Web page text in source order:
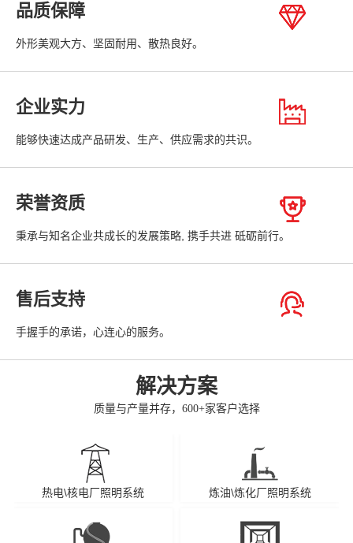
品质保障
外形美观大方、坚固耐用、散热良好。
企业实力
能够快速达成产品研发、生产、供应需求的共识。
荣誉资质
秉承与知名企业共成长的发展策略, 携手共进 砥砺前行。
售后支持
手握手的承诺，心连心的服务。
解决方案
质量与产量并存，600+家客户选择
热电\核电厂照明系统 炼油\炼化厂照明系统